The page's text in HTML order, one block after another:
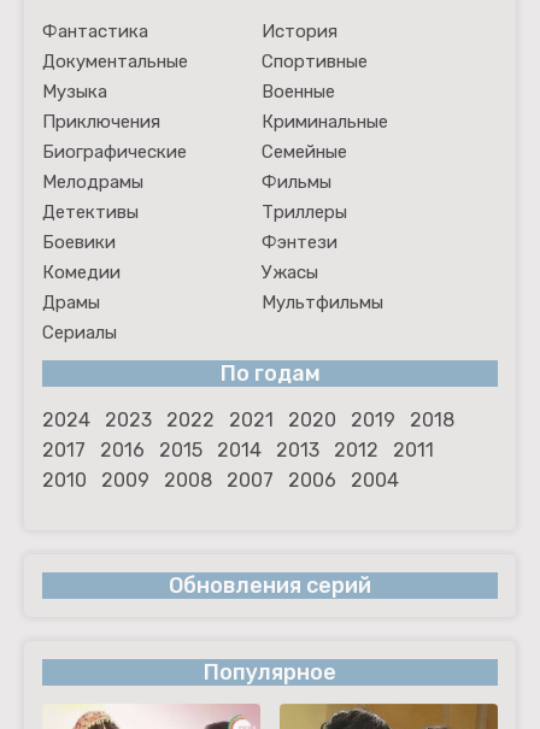
Фантастика
История
Документальные
Спортивные
Музыка
Военные
Приключения
Криминальные
Биографические
Семейные
Мелодрамы
Фильмы
Детективы
Триллеры
Боевики
Фэнтези
Комедии
Ужасы
Драмы
Мультфильмы
Сериалы
По годам
2024 2023 2022 2021 2020 2019
2018
2017
2016 2015 2014 2013 2012
2011
2010
2009 2008 2007 2006 2004
Обновления серий
Популярное